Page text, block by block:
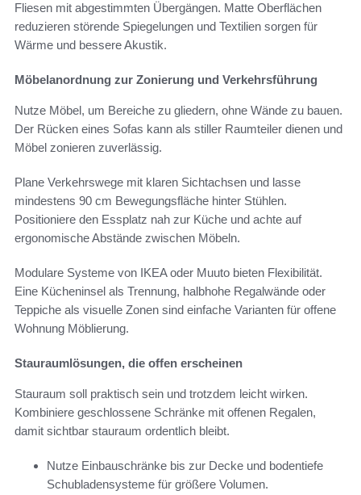
Fliesen mit abgestimmten Übergängen. Matte Oberflächen
reduzieren störende Spiegelungen und Textilien sorgen für
Wärme und bessere Akustik.
Möbelanordnung zur Zonierung und Verkehrsführung
Nutze Möbel, um Bereiche zu gliedern, ohne Wände zu bauen.
Der Rücken eines Sofas kann als stiller Raumteiler dienen und
Möbel zonieren zuverlässig.
Plane Verkehrswege mit klaren Sichtachsen und lasse
mindestens 90 cm Bewegungsfläche hinter Stühlen.
Positioniere den Essplatz nah zur Küche und achte auf
ergonomische Abstände zwischen Möbeln.
Modulare Systeme von IKEA oder Muuto bieten Flexibilität.
Eine Kücheninsel als Trennung, halbhohe Regalwände oder
Teppiche als visuelle Zonen sind einfache Varianten für offene
Wohnung Möblierung.
Stauraumlösungen, die offen erscheinen
Stauraum soll praktisch sein und trotzdem leicht wirken.
Kombiniere geschlossene Schränke mit offenen Regalen,
damit sichtbar stauraum ordentlich bleibt.
Nutze Einbauschränke bis zur Decke und bodentiefe
Schubladensysteme für größere Volumen.